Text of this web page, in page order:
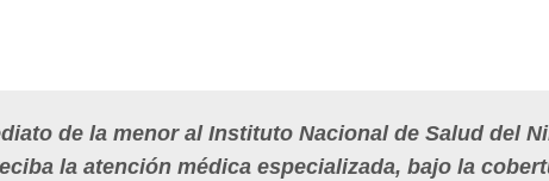
de la menor al Instituto Nacional de Salud del
la atención médica especializada, bajo la